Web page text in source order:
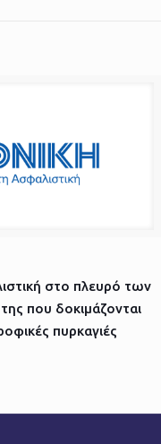
στο πλευρό των
που δοκιμάζονται
πυρκαγιές